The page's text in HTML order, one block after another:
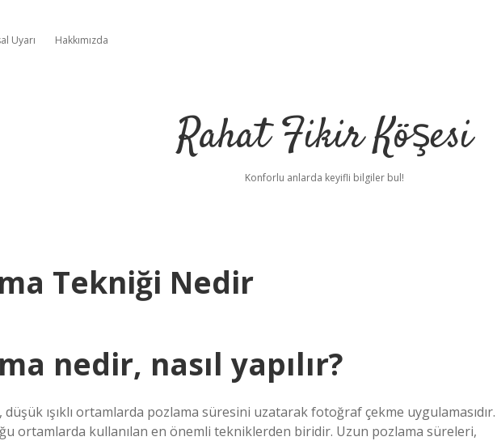
Uyarı Hakkımızda
Rahat Fikir Köşesi
Konforlu anlarda keyifli bilgiler bul!
Tekniği Nedir
nedir, nasıl yapılır?
düşük ışıklı ortamlarda pozlama süresini uzatarak fotoğraf çekme uygulamasıdır.
ortamlarda kullanılan en önemli tekniklerden biridir. Uzun pozlama süreleri,